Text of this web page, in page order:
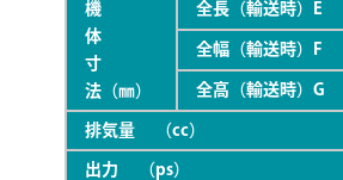
機
体
寸
法（㎜）
全長（輸送時）E
全幅（輸送時）F
全高（輸送時）G
排気量 （cc）
出力 （ps）